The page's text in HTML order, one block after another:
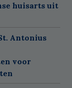
huisarts uit
Antonius
voor